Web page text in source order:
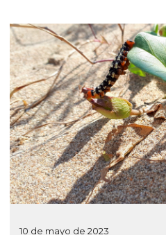
10 de mayo de 2023